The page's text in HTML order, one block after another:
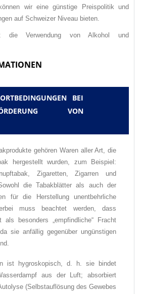
wir eine günstige Preispolitik und
auf Schweizer Niveau bieten.
die Verwendung von Alkohol und
BEI
VON
gehören Waren aller Art, die
hergestellt wurden, zum Beispiel:
Zigaretten, Zigarren und
die Tabakblätter als auch der
für die Herstellung unentbehrliche
muss beachtet werden, dass
als besonders „empfindliche“ Fracht
sie anfällig gegenüber ungünstigen
ist hygroskopisch, d. h. sie bindet
aus der Luft; absorbiert
(Selbstauflösung des Gewebes